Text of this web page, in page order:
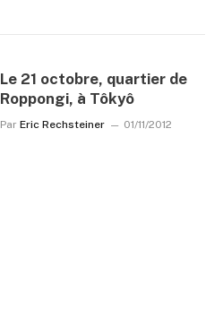
Le 21 octobre, quartier de
Roppongi, à Tôkyô
Par Eric Rechsteiner 01/11/2012